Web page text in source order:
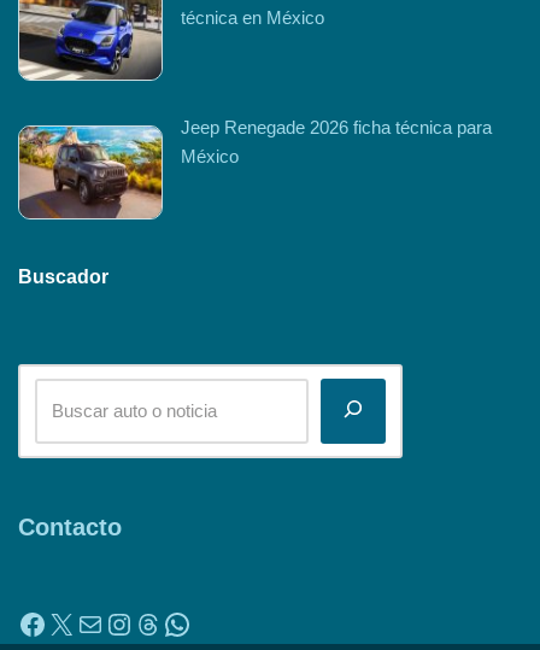
técnica en México
Jeep Renegade 2026 ficha técnica para
México
Buscador
Contacto